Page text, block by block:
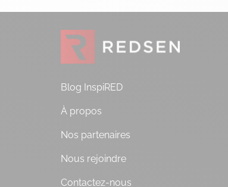
Blog InspiRED
À propos
Nos partenaires
Nous rejoindre
Contactez-nous